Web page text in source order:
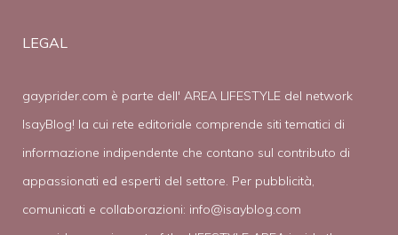
LEGAL
gayprider.com è parte dell' AREA LIFESTYLE del network
IsayBlog! la cui rete editoriale comprende siti tematici di
informazione indipendente che contano sul contributo di
appassionati ed esperti del settore. Per pubblicità,
comunicati e collaborazioni: info@isayblog.com